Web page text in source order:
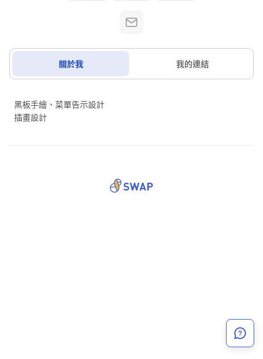
關於我 我的連結
黑板手繪、菜單告示設計
插畫設計